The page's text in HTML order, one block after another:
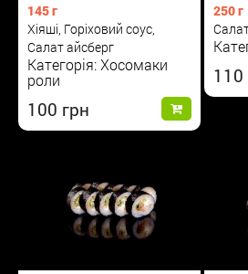
145 г
Хіяші, Горіховий соус,
Салат айсберг
Категорія: Хосомаки
роли
100
250 г
110